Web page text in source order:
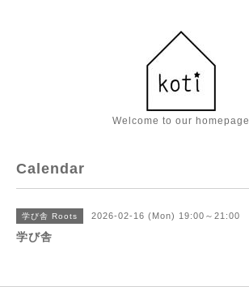
Welcome to our homepage
Calendar
学び舎 Roots 2026-02-16 (Mon) 19:00～21:00
学び舎